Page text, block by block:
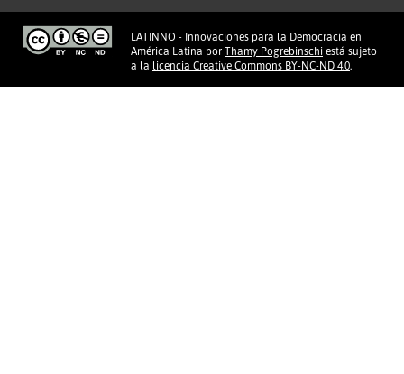
LATINNO - Innovaciones para la Democracia en
América Latina por Thamy Pogrebinschi está sujeto
a la licencia Creative Commons BY-NC-ND 4.0.